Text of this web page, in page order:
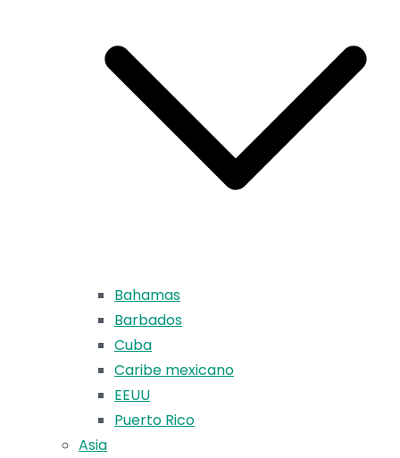
Bahamas
Barbados
Cuba
Caribe mexicano
EEUU
Puerto Rico
Asia